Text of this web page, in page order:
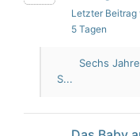
Letzter Beitrag
5 Tagen
Sechs
S...